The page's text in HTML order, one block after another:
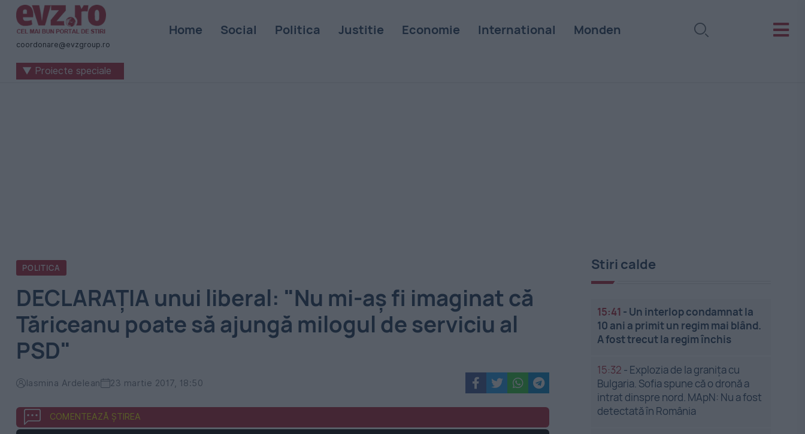
Știri
naționale
internaționale
coordonare@evzgroup.ro
Home Social Politica Justitie Economie International Monden
▼ Proiecte speciale
POLITICA
DECLARAŢIA unui liberal: "Nu mi-aş fi imaginat că
Tăriceanu poate să ajungă milogul de serviciu al
PSD"
Iasmina Ardelean 23 martie 2017, 18:50
COMENTEAZĂ ȘTIREA
Stiri calde
15:41 - Un interlop condamnat la
10 ani a primit un regim mai blând.
A fost trecut la regim închis
15:32 - Explozia de la granița cu
Bulgaria. Sofia spune că o dronă a
intrat dinspre nord. MApN: Nu a fost
detectată în România